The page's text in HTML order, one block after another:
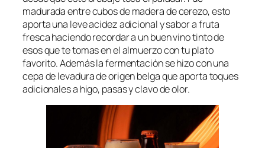
madurada entre cubos de madera de cerezo, esto
aporta una leve acidez adicional y sabor a fruta
fresca haciendo recordar a un buen vino tinto de
esos que te tomas en el almuerzo con tu plato
favorito. Además la fermentación se hizo con una
cepa de levadura de origen belga que aporta toques
adicionales a higo, pasas y clavo de olor.